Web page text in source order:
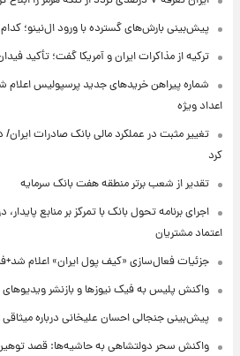
پیش‌بینی بارش‌های گسترده با ورود ال‌نینو؛
ترکیه از مذاکرات ایران و آمریکا گفت؛ تأکید
شماره پیراهن خریدهای جدید پرسپولیس اعلام
اعداد ویژه
کرد
تقدیر از شعب برتر منطقه هفت بانک سرمایه
اجرای برنامه تحول بانک با تمرکز بر منابع
اعتماد مشتریان
جزئیات فعال‌سازی «کیف پول ایران» اعلام
واکنش پلیس به فیک نیوزها و بازنشر ویدیوهای
پیش‌بینی جنجالی احسان علیخانی درباره
واکنش سحر دولتشاهی به حاشیه‌ها: قصد توهین